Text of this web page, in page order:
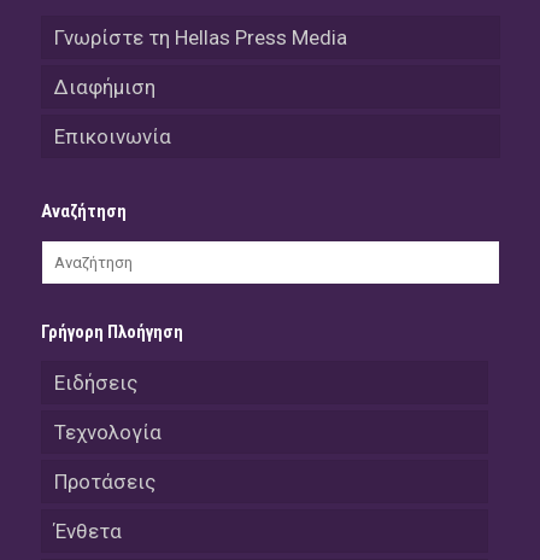
Γνωρίστε τη Hellas Press Media
Διαφήμιση
Επικοινωνία
Αναζήτηση
Γρήγορη Πλοήγηση
Ειδήσεις
Τεχνολογία
Προτάσεις
Ένθετα